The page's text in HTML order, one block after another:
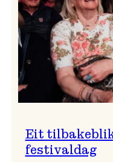
Eit
festivaldag